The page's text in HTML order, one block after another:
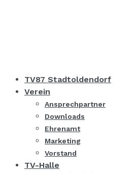
TV87 Stadtoldendorf
Verein
Ansprechpartner
Downloads
Ehrenamt
Marketing
Vorstand
TV-Halle